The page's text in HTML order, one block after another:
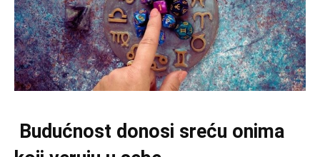
Budućnost donosi sreću onima